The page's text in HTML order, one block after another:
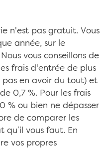
n'est pas gratuit. Vous
année, sur le
vous conseillons de
frais d'entrée de plus
pas en avoir du tout) et
0,7 %. Pour les frais
% ou bien ne dépasser
de comparer les
qu’il vous faut. En
vos propres